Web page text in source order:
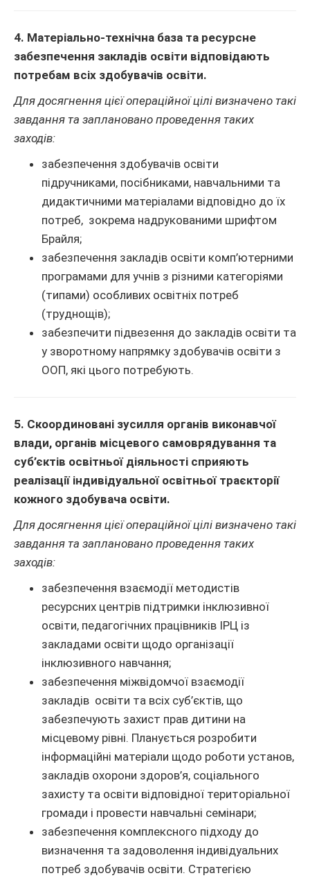
4. Матеріально-технічна база та ресурсне
забезпечення закладів освіти відповідають
потребам всіх здобувачів освіти.
Для досягнення цієї операційної цілі визначено такі
завдання та заплановано проведення таких
заходів:
забезпечення здобувачів освіти
підручниками, посібниками, навчальними та
дидактичними матеріалами відповідно до їх
потреб, зокрема надрукованими шрифтом
Брайля;
забезпечення закладів освіти комп’ютерними
програмами для учнів з різними категоріями
(типами) особливих освітніх потреб
(труднощів);
забезпечити підвезення до закладів освіти та
у зворотному напрямку здобувачів освіти з
ООП, які цього потребують.
5. Скоординовані зусилля органів виконавчої
влади, органів місцевого самоврядування та
суб’єктів освітньої діяльності сприяють
реалізації індивідуальної освітньої траєкторії
кожного здобувача освіти.
Для досягнення цієї операційної цілі визначено такі
завдання та заплановано проведення таких
заходів:
забезпечення взаємодії методистів
ресурсних центрів підтримки інклюзивної
освіти, педагогічних працівників ІРЦ із
закладами освіти щодо організації
інклюзивного навчання;
забезпечення міжвідомчої взаємодії
закладів освіти та всіх суб’єктів, що
забезпечують захист прав дитини на
місцевому рівні. Планується розробити
інформаційні матеріали щодо роботи установ,
закладів охорони здоров’я, соціального
захисту та освіти відповідної територіальної
громади і провести навчальні семінари;
забезпечення комплексного підходу до
визначення та задоволення індивідуальних
потреб здобувачів освіти. Стратегією